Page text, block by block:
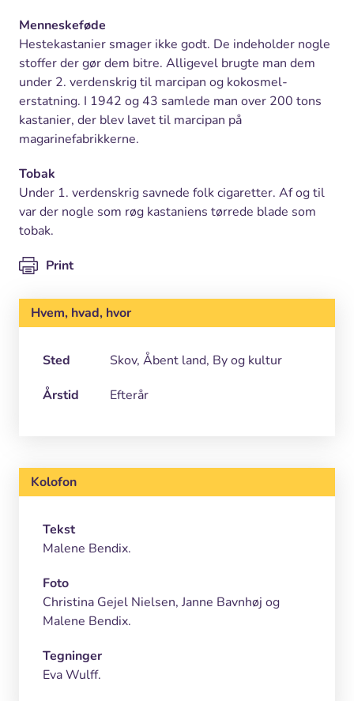
Menneskeføde
Hestekastanier smager ikke godt. De indeholder nogle
stoffer der gør dem bitre. Alligevel brugte man dem
under 2. verdenskrig til marcipan og kokosmel-
erstatning. I 1942 og 43 samlede man over 200 tons
kastanier, der blev lavet til marcipan på
magarinefabrikkerne.
Tobak
Under 1. verdenskrig savnede folk cigaretter. Af og til
var der nogle som røg kastaniens tørrede blade som
tobak.
Print
Hvem, hvad, hvor
Sted
Skov, Åbent land, By og kultur
Årstid
Efterår
Kolofon
Tekst
Malene Bendix.
Foto
Christina Gejel Nielsen, Janne Bavnhøj og
Malene Bendix.
Tegninger
Eva Wulff.